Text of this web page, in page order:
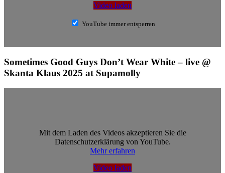
Video laden
YouTube immer entsperren
Sometimes Good Guys Don’t Wear White – live @
Skanta Klaus 2025 at Supamolly
Mit dem Laden des Videos akzeptieren Sie die
Datenschutzerklärung von YouTube.
Mehr erfahren
Video laden